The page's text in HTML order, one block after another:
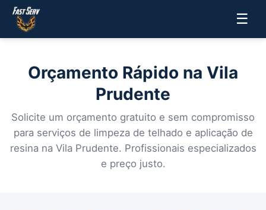
☰
Orçamento Rápido na Vila
Prudente
Solicite um orçamento gratuito e sem compromisso
para serviços de limpeza de telhado e aplicação de
resina na Vila Prudente. Profissionais especializados
e preço justo.